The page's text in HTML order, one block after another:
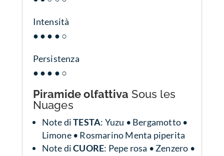
Intensità
● ● ● ● ○
Persistenza
● ● ● ● ○
Piramide olfattiva Sous les
Nuages
Note diTESTA: Yuzu • Bergamotto •
Limone • Rosmarino Menta piperita
Note diCUORE: Pepe rosa • Zenzero •